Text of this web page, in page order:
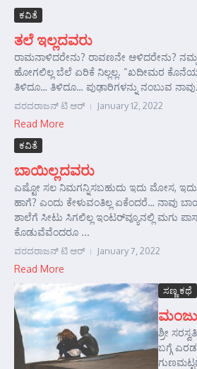
ಕವಿತೆ
ತಲೆ ಇಲ್ಲದವರು
ರಾಮನಾಳಿದರೇನು? ರಾವಣನೇ ಆಳಿದರೇನು? ನಮ್ಮ
ಹೋಗಲಿಲ್ಲ ಬೆಲೆ ಏರಿಕೆ ನಿಲ್ಲಲ್ಲ. “ಖದೀಮರ
ತಿಳಿದೂ… ತಿಳಿದೂ… ಪುಢಾರಿಗಳನ್ನು ನಂಬುವ
ವರದರಾಜನ್ ಟಿ ಆರ್ January 12, 2022
Read More
ಕವಿತೆ
ಬಾಯಿಲ್ಲದವರು
ಎಷ್ಟೋ ಸಲ ನಿಮಗನ್ನಿಸಬಹುದು ಇದು ಮೋಸ,
ಹಾಗೆ? ಎಂದು ಕೇಳುವಂತಿಲ್ಲ ಏಕೆಂದರೆ… ನಾವು
ಶಾಲೆಗೆ ಸೀಟು ಸಿಗಲಿಲ್ಲ ಇಂಟರ್‌ವ್ಯೂನಲ್ಲಿ ಮಗು
ಕೊಡುವೆವೆಂದರೂ ...
ವರದರಾಜನ್ ಟಿ ಆರ್ January 7, 2022
Read More
ಸಣ್ಣ ಕಥೆ
ಶ್ರೀ
ಬಗ್ಗೆ